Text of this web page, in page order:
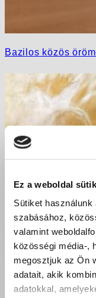
Ez a weboldal
Sütiket
szabásához,
valamint
közösségi média-,
megosztjuk az Ön
adatait, akik
adatokkal,
Bazilos közös